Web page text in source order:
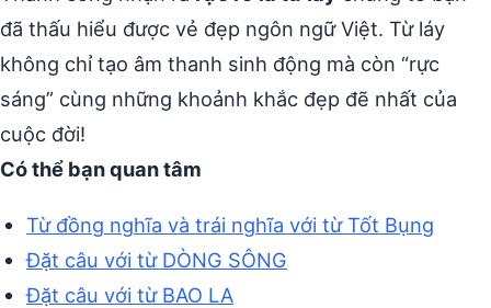
đã thấu hiểu được vẻ đẹp ngôn ngữ Việt. Từ láy
không chỉ tạo âm thanh sinh động mà còn “rực
sáng” cùng những khoảnh khắc đẹp đẽ nhất của
cuộc đời!
Có thể bạn quan tâm
Từ đồng nghĩa và trái nghĩa với từ Tốt Bụng
Đặt câu với từ DÒNG SÔNG
Đặt câu với từ BAO LA